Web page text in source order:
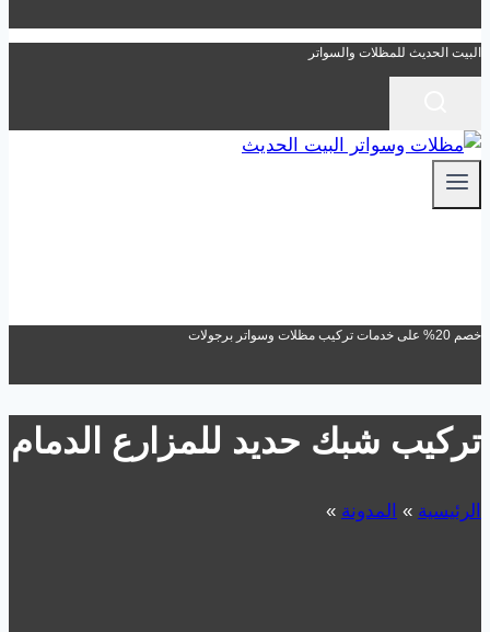
البيت الحديث للمظلات والسواتر
خصم 20% على خدمات تركيب مظلات وسواتر برجولات
تركيب شبك حديد للمزارع الدمام
الرئيسية » المدونة »